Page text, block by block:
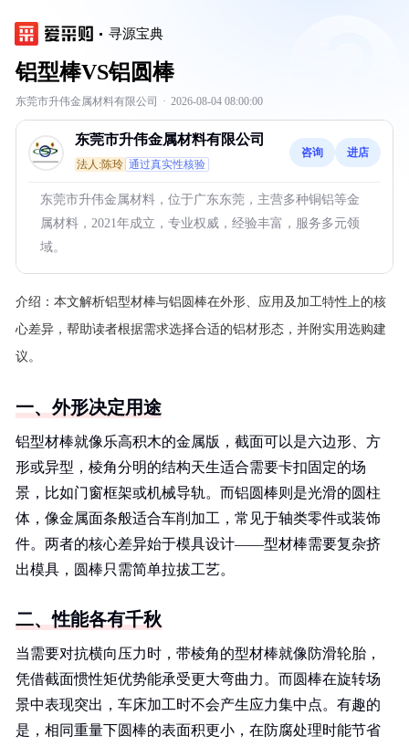
寻源宝典
铝型棒VS铝圆棒
东莞市升伟金属材料有限公司 · 2026-08-04 08:00:00
东莞市升伟金属材料有限公司
法人:陈玲 通过真实性核验
咨询 进店
东莞市升伟金属材料，位于广东东莞，主营多种铜铝等金
属材料，2021年成立，专业权威，经验丰富，服务多元领
域。
介绍： 本文解析铝型材棒与铝圆棒在外形、应用及加工特性上的核
心差异，帮助读者根据需求选择合适的铝材形态，并附实用选购建
议。
一、外形决定用途
铝型材棒就像乐高积木的金属版，截面可以是六边形、方
形或异型，棱角分明的结构天生适合需要卡扣固定的场
景，比如门窗框架或机械导轨。而铝圆棒则是光滑的圆柱
体，像金属面条般适合车削加工，常见于轴类零件或装饰
件。两者的核心差异始于模具设计——型材棒需要复杂挤
出模具，圆棒只需简单拉拔工艺。
二、性能各有千秋
当需要对抗横向压力时，带棱角的型材棒就像防滑轮胎，
凭借截面惯性矩优势能承受更大弯曲力。而圆棒在旋转场
景中表现突出，车床加工时不会产生应力集中点。有趣的
是，相同重量下圆棒的表面积更小，在防腐处理时能节省